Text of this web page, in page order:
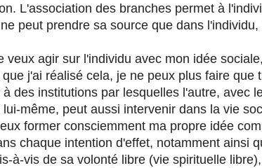
L'association des branches permet à
peut prendre sa source que dans l'individu,
veux agir sur l'individu avec mon idée
j'ai réalisé cela, je ne peux plus faire que
des institutions par lesquelles l'autre, avec
même, peut aussi intervenir dans la vie
former consciemment ma propre idée
chaque intention d'effet, notamment ainsi
à-vis de sa volonté libre (vie spirituelle